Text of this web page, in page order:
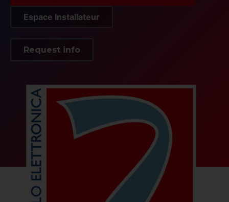
Espace Installateur
Request info